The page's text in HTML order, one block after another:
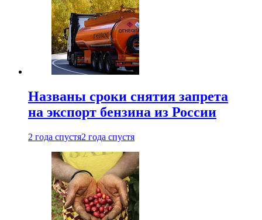
Названы сроки снятия запрета
на экспорт бензина из России
2 года спустя2 года спустя